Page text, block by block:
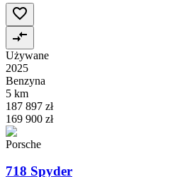
Używane
2025
Benzyna
5 km
187 897 zł
169 900 zł
Porsche
718 Spyder